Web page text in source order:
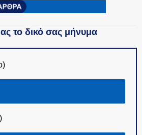
το δικό σας μήνυμα